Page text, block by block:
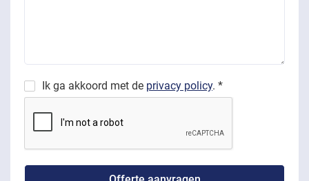
Ik ga akkoord met de privacy policy. *